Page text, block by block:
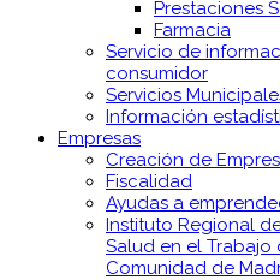
Prestaciones
Farmacia
Servicio de
consumidor
Servicios
Información
Empresas
Creación de
Fiscalidad
Ayudas a
Instituto Regional
Salud en el Trabajo
Comunidad de